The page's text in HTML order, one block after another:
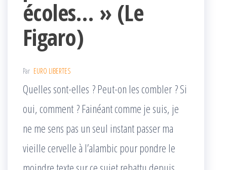
écoles… » (Le
Figaro)
Par EURO LIBERTES
Quelles sont-elles ? Peut-on les combler ? Si
oui, comment ? Fainéant comme je suis, je
ne me sens pas un seul instant passer ma
vieille cervelle à l’alambic pour pondre le